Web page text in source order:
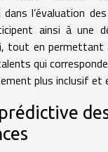
dans l’évaluation
ainsi à une
tout en
qui
plus inclusif et
prédictive